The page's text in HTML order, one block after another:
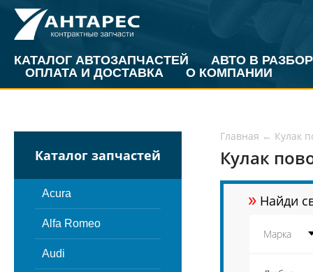
КАТАЛОГ АВТОЗАПЧАСТЕЙ
АВТО В РАЗБОР
ОПЛАТА И ДОСТАВКА
О КОМПАНИИ
Каталог запчастей
Acura
Alfa Romeo
Audi
Главная ← Кулак
Кулак
» Найди